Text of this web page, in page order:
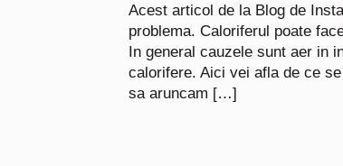
Acest articol de la Blog de
problema. Caloriferul poate
In general cauzele sunt aer in
calorifere. Aici vei afla de ce
sa aruncam […]